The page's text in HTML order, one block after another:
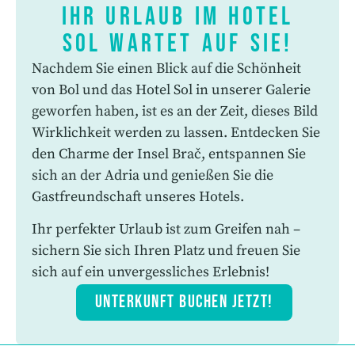
Ihr Urlaub im Hotel
Sol wartet auf Sie!
Nachdem Sie einen Blick auf die Schönheit
von Bol und das Hotel Sol in unserer Galerie
geworfen haben, ist es an der Zeit, dieses Bild
Wirklichkeit werden zu lassen. Entdecken Sie
den Charme der Insel Brač, entspannen Sie
sich an der Adria und genießen Sie die
Gastfreundschaft unseres Hotels.
Ihr perfekter Urlaub ist zum Greifen nah –
sichern Sie sich Ihren Platz und freuen Sie
sich auf ein unvergessliches Erlebnis!
UNTERKUNFT BUCHEN JETZT!